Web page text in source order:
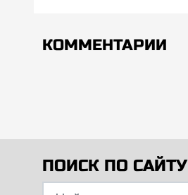
КОММЕНТАРИИ
ПОИСК ПО САЙТУ